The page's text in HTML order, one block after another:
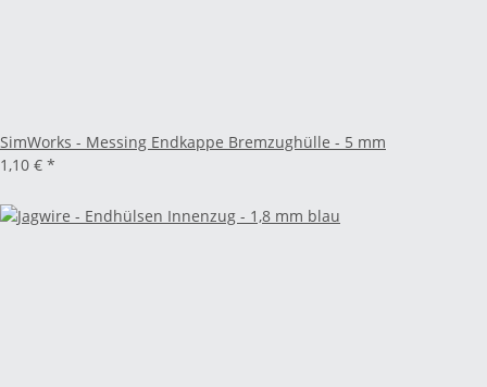
SimWorks - Messing Endkappe Bremzughülle - 5 mm
1,10 € *